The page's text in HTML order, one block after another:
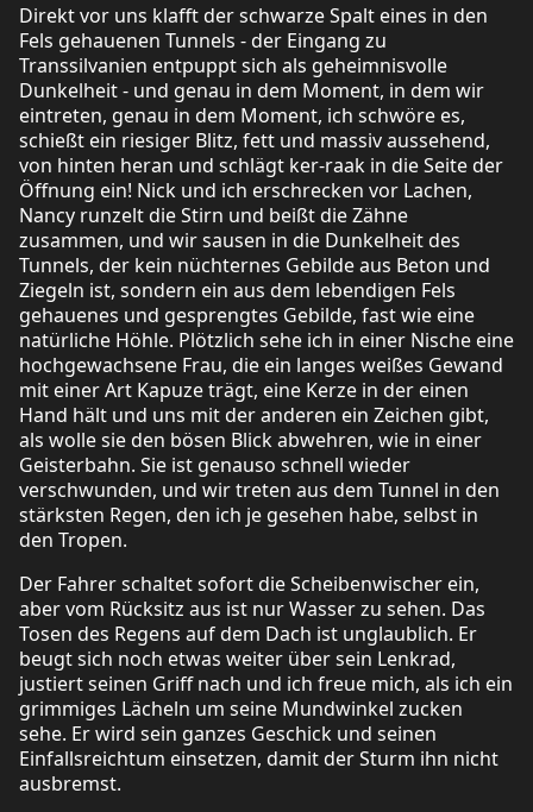
Direkt vor uns klafft der schwarze Spalt eines in den
Fels gehauenen Tunnels - der Eingang zu
Transsilvanien entpuppt sich als geheimnisvolle
Dunkelheit - und genau in dem Moment, in dem wir
eintreten, genau in dem Moment, ich schwöre es,
schießt ein riesiger Blitz, fett und massiv aussehend,
von hinten heran und schlägt ker-raak in die Seite der
Öffnung ein! Nick und ich erschrecken vor Lachen,
Nancy runzelt die Stirn und beißt die Zähne
zusammen, und wir sausen in die Dunkelheit des
Tunnels, der kein nüchternes Gebilde aus Beton und
Ziegeln ist, sondern ein aus dem lebendigen Fels
gehauenes und gesprengtes Gebilde, fast wie eine
natürliche Höhle. Plötzlich sehe ich in einer Nische eine
hochgewachsene Frau, die ein langes weißes Gewand
mit einer Art Kapuze trägt, eine Kerze in der einen
Hand hält und uns mit der anderen ein Zeichen gibt,
als wolle sie den bösen Blick abwehren, wie in einer
Geisterbahn. Sie ist genauso schnell wieder
verschwunden, und wir treten aus dem Tunnel in den
stärksten Regen, den ich je gesehen habe, selbst in
den Tropen.
Der Fahrer schaltet sofort die Scheibenwischer ein,
aber vom Rücksitz aus ist nur Wasser zu sehen. Das
Tosen des Regens auf dem Dach ist unglaublich. Er
beugt sich noch etwas weiter über sein Lenkrad,
justiert seinen Griff nach und ich freue mich, als ich ein
grimmiges Lächeln um seine Mundwinkel zucken
sehe. Er wird sein ganzes Geschick und seinen
Einfallsreichtum einsetzen, damit der Sturm ihn nicht
ausbremst.